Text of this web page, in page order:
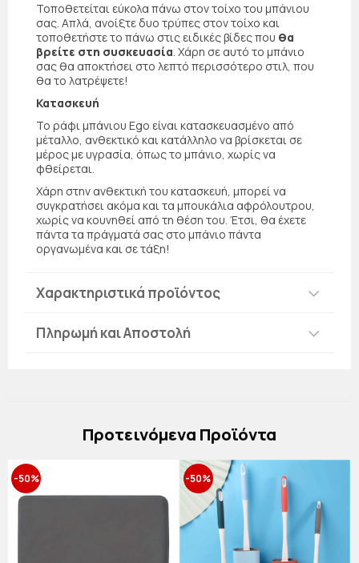
Τοποθετείται εύκολα πάνω στον τοίχο του μπάνιου
σας. Απλά, ανοίξτε δυο τρύπες στον τοίχο και
τοποθετήστε το πάνω στις ειδικές βίδες που θα
βρείτε στη συσκευασία. Χάρη σε αυτό το μπάνιο
σας θα αποκτήσει στο λεπτό περισσότερο στιλ, που
θα το λατρέψετε!
Κατασκευή
Το ράφι μπάνιου Ego είναι κατασκευασμένο από
μέταλλο, ανθεκτικό και κατάλληλο να βρίσκεται σε
μέρος με υγρασία, όπως το μπάνιο, χωρίς να
φθείρεται.
Χάρη στην ανθεκτική του κατασκευή, μπορεί να
συγκρατήσει ακόμα και τα μπουκάλια αφρόλουτρου,
χωρίς να κουνηθεί από τη θέση του. Έτσι, θα έχετε
πάντα τα πράγματά σας στο μπάνιο πάντα
οργανωμένα και σε τάξη!
Χαρακτηριστικά προϊόντος
Πληρωμή και Αποστολή
Πρoτεινόμενα Προϊόντα
-50% -50%